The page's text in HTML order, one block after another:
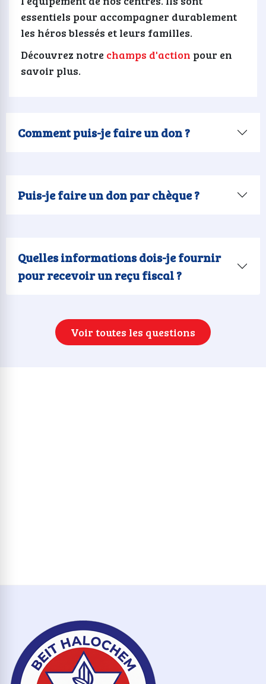
essentiels pour accompagner durablement
les héros blessés et leurs familles.
Découvrez notre champs d'action pour en
savoir plus.
Comment puis-je faire un don ?
Puis-je faire un don par chèque ?
Quelles informations dois-je fournir
pour recevoir un reçu fiscal ?
Voir toutes les questions